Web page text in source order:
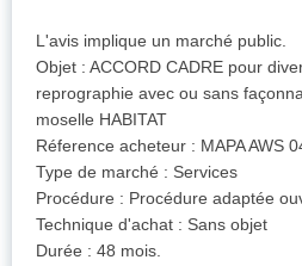
L'avis implique un marché public.
Objet : ACCORD CADRE pour
reprographie avec ou sans
moselle HABITAT
Réference acheteur : MAPA AWS
Type de marché : Services
Procédure : Procédure adaptée
Technique d'achat : Sans objet
Durée : 48 mois.